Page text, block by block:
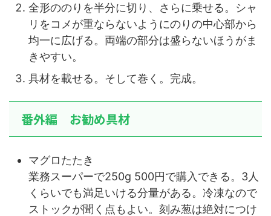
全形ののりを半分に切り、さらに乗せる。シャ
リをコメが重ならないようにのりの中心部から
均一に広げる。両端の部分は盛らないほうがま
きやすい。
具材を載せる。そして巻く。完成。
番外編 お勧め具材
マグロたたき
業務スーパーで250g 500円で購入できる。3人
くらいでも満足いける分量がある。冷凍なので
ストックが聞く点もよい。刻み葱は絶対につけ